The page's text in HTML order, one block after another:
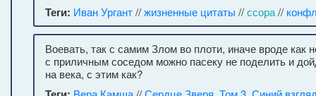
Теги: Иван Ургант//жизненные цитаты //ссора//
Воевать, так с самим Злом во плоти, иначе вроде как
с приличным соседом можно пасеку не поделить и
на века, с этим как?